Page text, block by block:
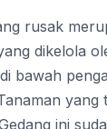
rusak
dikelola
bawah
yang
ini